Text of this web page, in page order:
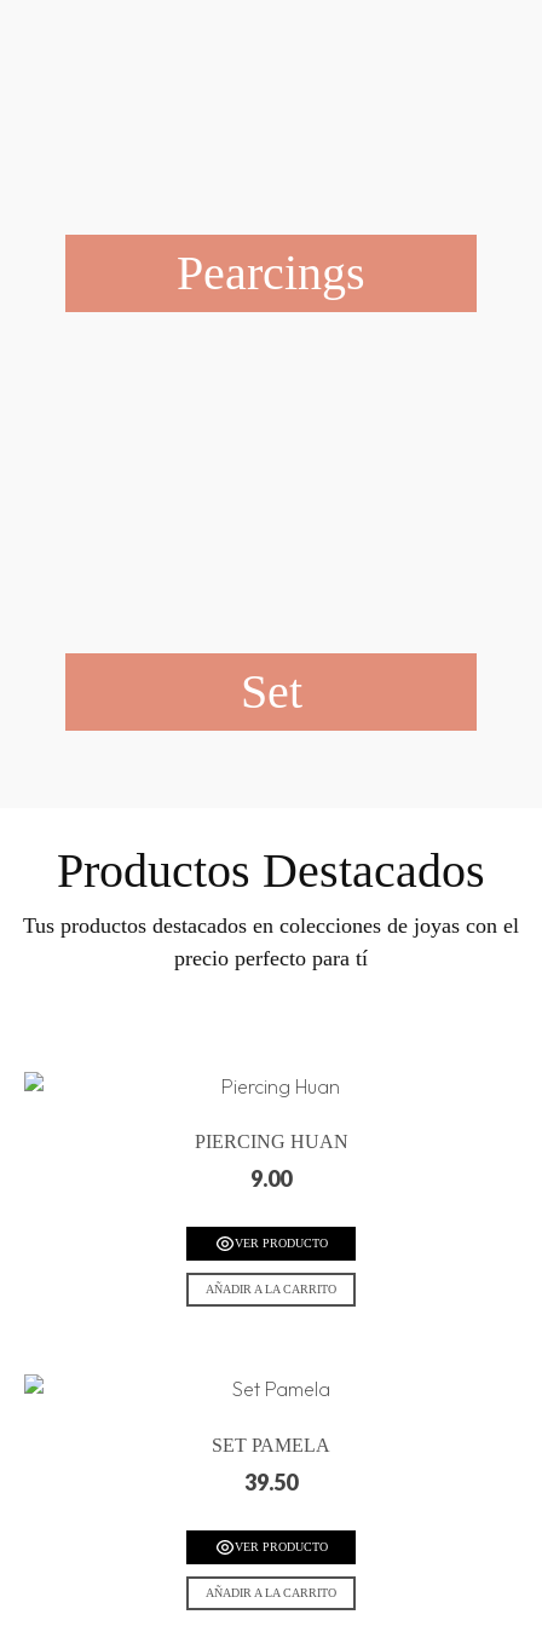
Pearcings
Set
Productos Destacados
Tus productos destacados en colecciones de joyas con el
precio perfecto para tí
PIERCING HUAN
9.00
VER PRODUCTO
AÑADIR A LA CARRITO
SET PAMELA
39.50
VER PRODUCTO
AÑADIR A LA CARRITO